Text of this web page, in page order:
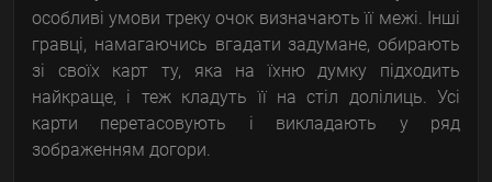
особливі умови треку очок визначають її межі. Інші
гравці, намагаючись вгадати задумане, обирають
зі своїх карт ту, яка на їхню думку підходить
найкраще, і теж кладуть її на стіл долілиць. Усі
карти перетасовують і викладають у ряд
зображенням догори.